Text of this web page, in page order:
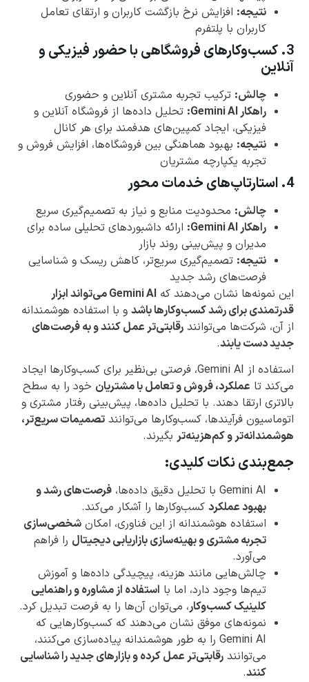
نتیجه: افزایش نرخ بازگشت کاربران و ارتقای تعامل
کاربران با پلتفرم
3. کسب‌وکارهای فروشگاهی با حضور فیزیکی و
آنلاین
چالش: ترکیب تجربه مشتری آنلاین و حضوری
راهکار Gemini AI:
تحلیل داده‌ها از فروشگاه آنلاین و
فیزیکی، ایجاد کمپین‌های هدفمند برای هر کانال
نتیجه: بهبود هماهنگی بین فروشگاه‌ها، افزایش فروش و
تجربه یکپارچه مشتریان
4. استارتاپ‌های خدمات محور
چالش: محدودیت منابع و نیاز به تصمیم‌گیری سریع
راهکار Gemini AI:
ارائه داشبوردهای تحلیلی ساده برای
مدیران و پیش‌بینی روند بازار
نتیجه: تصمیم‌گیری سریع‌تر، کاهش ریسک و شناسایی
فرصت‌های رشد جدید
این نمونه‌ها نشان می‌دهند که
Gemini AI می‌تواند ابزار
قدرتمندی برای رشد کسب‌وکارها باشد و با استفاده هوشمندانه
از آن، شرکت‌ها می‌توانند رقابتی‌تر عمل کنند و به فرصت‌های
جدید دست یابند.
استفاده از Gemini AI، فرصتی بی‌نظیر برای کسب‌وکارها ایجاد
می‌کند تا عملکرد، فروش و تعامل با مشتریان خود را به سطح
بالاتری ارتقا دهند. با تحلیل داده‌ها، پیش‌بینی رفتار مشتری و
اتوماسیون فرآیندها، کسب‌وکارها می‌توانند تصمیمات سریع‌تر،
هوشمندانه‌تر و کم‌هزینه‌تر بگیرند.
جمع‌بندی نکات کلیدی:
Gemini AI با تحلیل دقیق داده‌ها،
فرصت‌های رشد و
بهبود عملکرد کسب‌وکارها را آشکار می‌کند.
استفاده هوشمندانه از این فناوری، امکان شخصی‌سازی
تجربه مشتری و بهینه‌سازی بازاریابی دیجیتال را فراهم
می‌آورد.
چالش‌هایی مانند هزینه، پیچیدگی داده‌ها و آموزش
تیم‌ها وجود دارد، اما با استفاده از مشاوره و راهنمایی
کلینیک کسب‌وکار، می‌توان آن‌ها را به فرصت تبدیل کرد.
نمونه‌های موفق نشان می‌دهند که کسب‌وکارهایی که
Gemini AI را به طور هوشمندانه پیاده‌سازی می‌کنند،
می‌توانند رقابتی‌تر عمل کرده و بازارهای جدید را شناسایی
کنند.